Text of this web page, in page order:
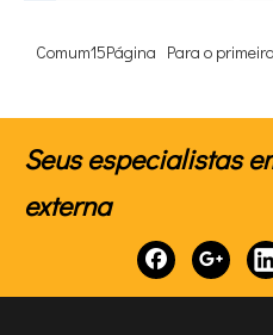
Comum15Página Para o primeiro
Seus especialistas
externa